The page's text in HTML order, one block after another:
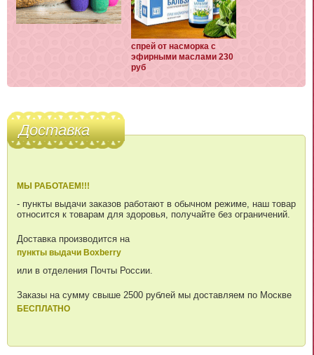
спрей от насморка с
эфирными маслами 230
руб
Доставка
МЫ РАБОТАЕМ!!!
- пункты выдачи заказов работают в обычном режиме, наш товар
относится к товарам для здоровья, получайте без ограничений.
Доставка производится на
пункты выдачи Boxberry
или в отделения Почты России.
Заказы на сумму свыше 2500 рублей мы доставляем по Москве
БЕСПЛАТНО